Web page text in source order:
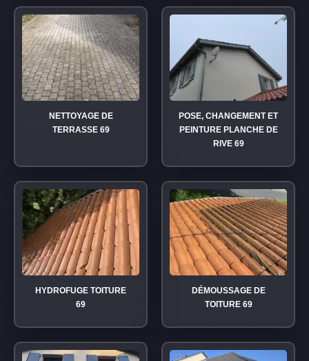
NETTOYAGE DE
TERRASSE 69
POSE, CHANGEMENT ET
PEINTURE PLANCHE DE
RIVE 69
HYDROFUGE TOITURE
69
DÉMOUSSAGE DE
TOITURE 69